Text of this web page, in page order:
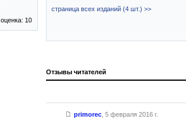
страница всех изданий (4 шт.) >>
Отзывы читателей
primorec, 5 февраля 2016 г.
оценка: 10